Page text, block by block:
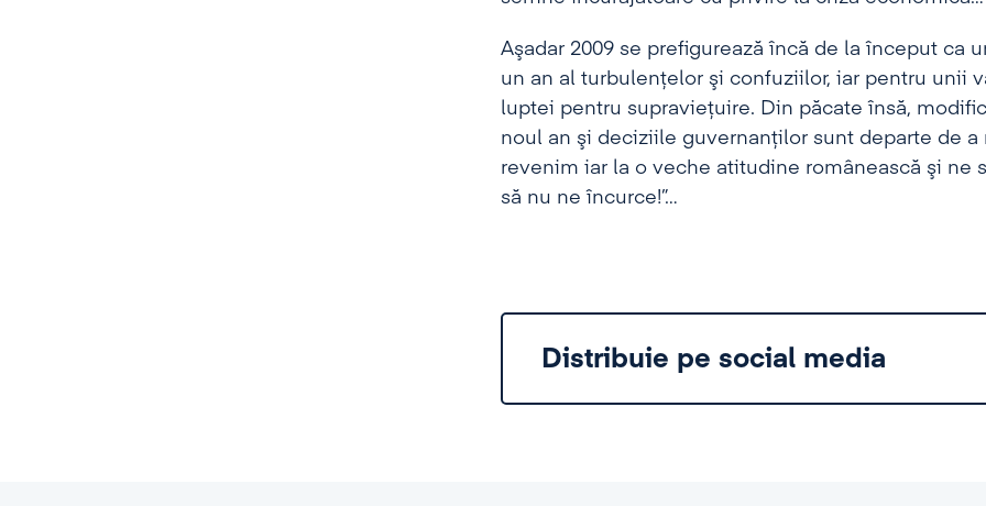
Aşadar 2009 se prefigurează încă de la început ca
un an al turbulenţelor şi confuziilor, iar pentru unii
luptei pentru supravieţuire. Din păcate însă,
noul an şi deciziile guvernanţilor sunt departe de a
revenim iar la o veche atitudine românească şi ne
să nu ne încurce!”…
Distribuie pe social media